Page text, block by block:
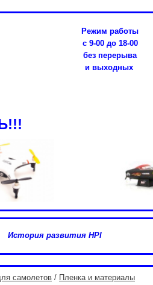
Режим работы
с 9-00 до 18-00
без перерыва
и выходных
История развития HPI
самолетов / Пленка и материалы